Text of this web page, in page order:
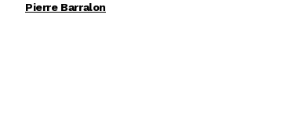
Pierre Barralon